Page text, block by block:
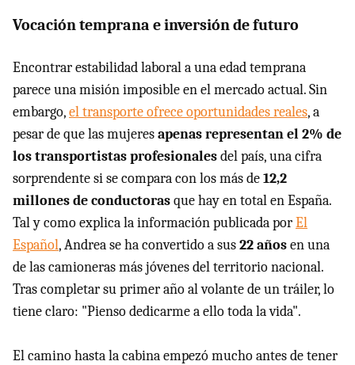
Vocación temprana e inversión de futuro
Encontrar estabilidad laboral a una edad temprana
parece una misión imposible en el mercado actual. Sin
embargo,el transporte ofrece oportunidades reales, a
pesar de que las mujeresapenas representan el 2% de
los transportistas profesionalesdel país, una cifra
sorprendente si se compara con los más de12,2
millones de conductorasque hay en total en España.
Tal y como explica la información publicada porEl
Español, Andrea se ha convertido a sus22 añosen una
de las camioneras más jóvenes del territorio nacional.
Tras completar su primer año al volante de un tráiler, lo
tiene claro: "Pienso dedicarme a ello toda la vida".
El camino hasta la cabina empezó mucho antes de tener